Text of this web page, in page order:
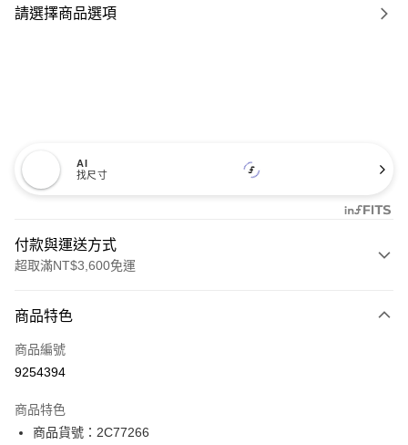
請選擇商品選項
AI
找尺寸
付款與運送方式
超取滿NT$3,600免運
信用卡一次付款
信用卡分期付款
合作金庫商業銀行
華南商業銀行
LINE Pay
商品特色
商品編號
9254394
商品特色
商品貨號：2C77266